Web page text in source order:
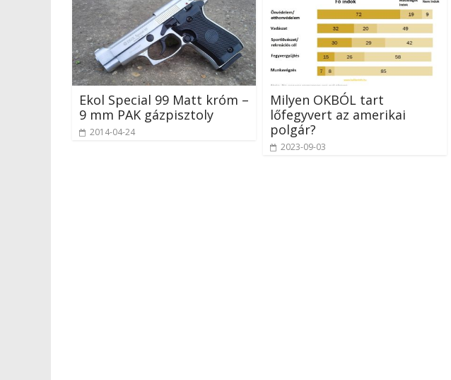
Ekol Special 99 Matt króm –
9 mm PAK gázpisztoly
2014-04-24
Milyen OKBÓL tart
lőfegyvert az amerikai
polgár?
2023-09-03